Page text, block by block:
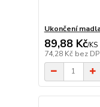
Ukončení
89,88 Kč/KS
74,28 Kč bez